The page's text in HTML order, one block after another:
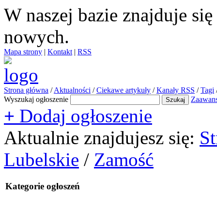
W naszej bazie znajduje się
nowych.
Mapa strony | Kontakt | RSS
Strona główna / Aktualności / Ciekawe artykuły / Kanały RSS / Tagi
Wyszukaj ogłoszenie
+ Dodaj ogłoszenie
Aktualnie znajdujesz się:
Lubelskie / Zamość
Kategorie ogłoszeń